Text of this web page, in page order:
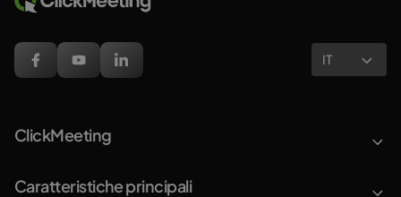
IT
ClickMeeting
Caratteristiche principali